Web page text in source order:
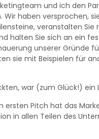
und ich den
Wir haben versprochen,
veranstalten
halten Sie sich an ein
unserer Gründe
sie mit Beispielen für
war (zum Glück!)
ersten Pitch hat das
in allen Teilen des